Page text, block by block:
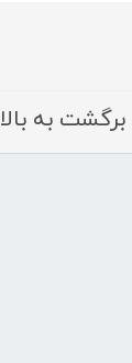
برگشت به بالا